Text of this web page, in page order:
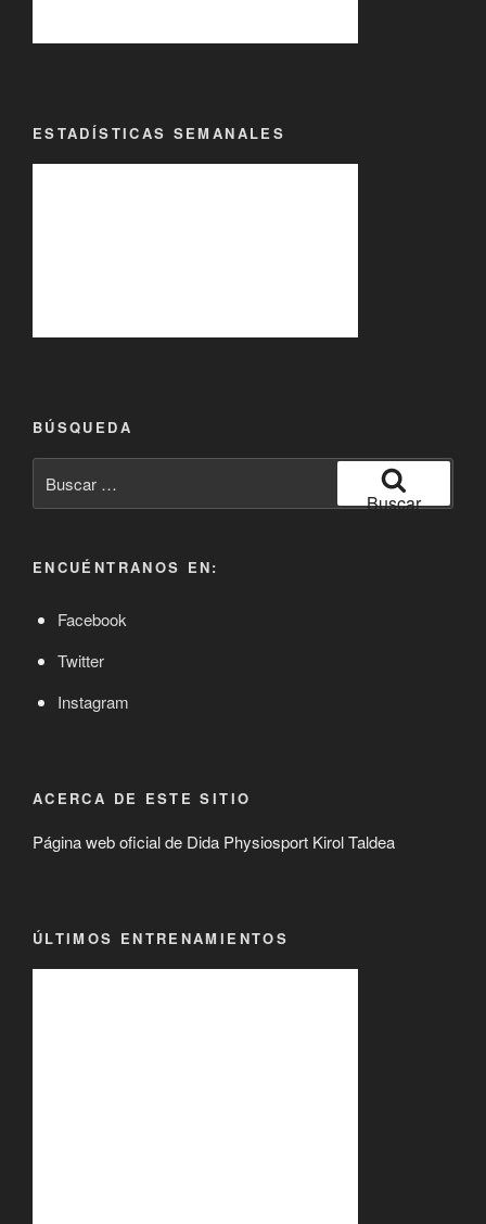
ESTADÍSTICAS SEMANALES
BÚSQUEDA
por:
Buscar
ENCUÉNTRANOS EN:
Facebook
Twitter
Instagram
ACERCA DE ESTE SITIO
Página web oficial de Dida Physiosport Kirol Taldea
ÚLTIMOS ENTRENAMIENTOS